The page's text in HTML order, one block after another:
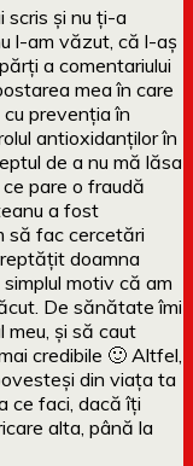
scris și nu ți-a
l-am văzut, că l-aș
a comentariului
mea în care
prevenția în
antioxidanților în
de a nu mă lăsa
pare o fraudă
a fost
să fac cercetări
doamna
motiv că am
De sănătate îmi
meu, și să caut
credibile 🙂 Altfel,
din viața ta
ce faci, dacă îți
alta, până la